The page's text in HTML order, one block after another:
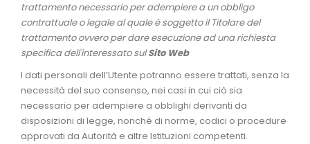
trattamento necessario per adempiere a un obbligo
contrattuale o legale al quale è soggetto il Titolare del
trattamento ovvero per dare esecuzione ad una richiesta
specifica dell'interessato sulSito Web
I dati personali dell’Utente potranno essere trattati, senza la
necessità del suo consenso, nei casi in cui ciò sia
necessario per adempiere a obblighi derivanti da
disposizioni di legge, nonché di norme, codici o procedure
approvati da Autorità e altre Istituzioni competenti.